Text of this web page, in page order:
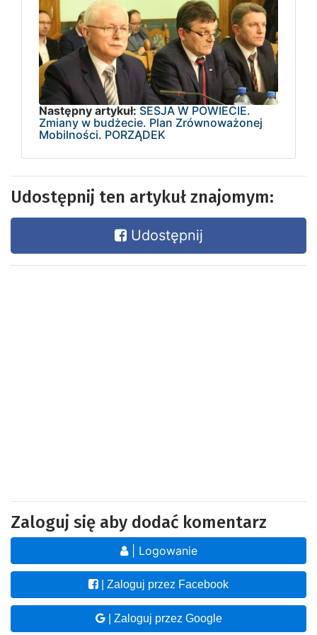
Następny artykuł: SESJA W POWIECIE.
Zmiany w budżecie. Plan Zrównoważonej
Mobilności. PORZĄDEK
Udostępnij ten artykuł znajomym:
Udostępnij
Zaloguj się aby dodać komentarz
| Logowanie
| Zaloguj przez Facebook
| Zaloguj przez Google